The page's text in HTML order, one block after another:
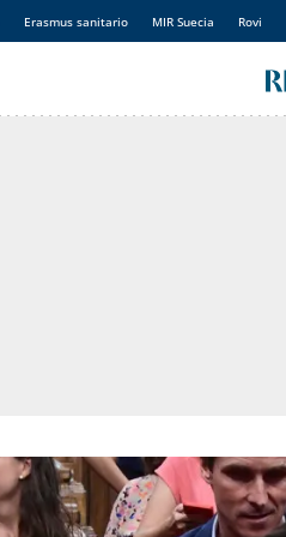
Erasmus sanitario MIR Suecia Rovi